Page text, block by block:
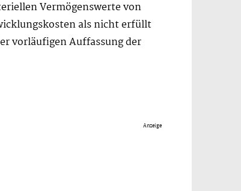
Vermögenswerte von
als nicht erfüllt
vorläufigen Auffassung der
Anzeige